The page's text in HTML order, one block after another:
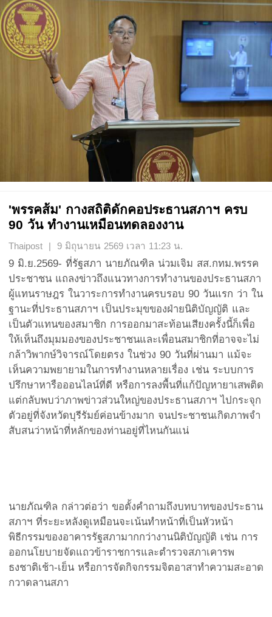
'พรรคส้ม' กางสถิติดักคอประธานสภาฯ ครบ
90 วัน ทำงานเหมือนทดลองงาน
Thaipost | 9 มิถุนายน 2569 เวลา 11:23 น.
9 มิ.ย.2569- ที่รัฐสภา นายภัณฑิล น่วมเจิม สส.กทม.พรรค
ประชาชน แถลงข่าวถึงแนวทางการทำงานของประธานสภา
ผู้แทนราษฎร ในวาระการทำงานครบรอบ 90 วันแรก ว่า ใน
ฐานะที่ประธานสภาฯ เป็นประมุขของฝ่ายนิติบัญญัติ และ
เป็นตัวแทนของสมาชิก การออกมาสะท้อนเสียงครั้งนี้ก็เพื่อ
ให้เห็นถึงมุมมองของประชาชนและเพื่อนสมาชิกที่อาจจะไม่
กล้าวิพากษ์วิจารณ์โดยตรง ในช่วง 90 วันที่ผ่านมา แม้จะ
เห็นความพยายามในการทำงานหลายเรื่อง เช่น ระบบการ
ปรึกษาหารือออนไลน์ที่ดี หรือการลงพื้นที่แก้ปัญหายาเสพติด
แต่กลับพบว่าภาพข่าวส่วนใหญ่ของประธานสภาฯ ไปกระจุก
ตัวอยู่ที่จังหวัดบุรีรัมย์ค่อนข้างมาก จนประชาชนเกิดภาพจำ
สับสนว่าหน้าที่หลักของท่านอยู่ที่ไหนกันแน่
นายภัณฑิล กล่าวต่อว่า ขอตั้งคำถามถึงบทบาทของประธาน
สภาฯ ที่ระยะหลังดูเหมือนจะเน้นทำหน้าที่เป็นหัวหน้า
พิธีกรรมของอาคารรัฐสภามากกว่างานนิติบัญญัติ เช่น การ
ออกนโยบายจัดแถวข้าราชการและตำรวจสภาเคารพ
ธงชาติเช้า-เย็น หรือการจัดกิจกรรมจิตอาสาทำความสะอาด
กวาดลานสภา